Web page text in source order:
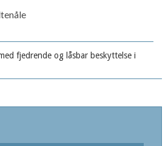
fjedrende og låsbar beskyttelse i